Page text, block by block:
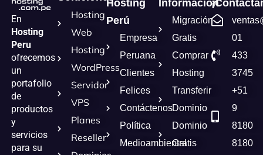
En
Hosting
Peru
ofrecemos
un
portafolio
de
productos
y
servicios
para su
Hosting
Web
Hosting
WordPress
Servidor
VPS
Planes
Reseller
Hosting
Perú
Empresa
Peruana
Clientes
Felices
Contáctenos
Política
Medioambiental
Información
Migración
Gratis
Comprar
Hosting
Transferir
Dominio
Dominio
Gratis
01
433
3745
+51
9
8180
8180